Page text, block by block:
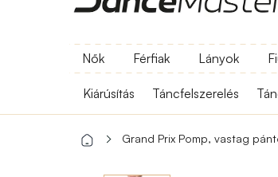
Nők Férfiak Lányok
Kiárúsítás Táncfelszerelés
Grand Prix Pomp, vastag